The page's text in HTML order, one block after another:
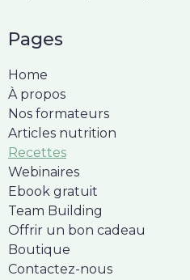
Pages
Home
À propos
Nos formateurs
Articles nutrition
Recettes
Webinaires
Ebook gratuit
Team Building
Offrir un bon cadeau
Boutique
Contactez-nous